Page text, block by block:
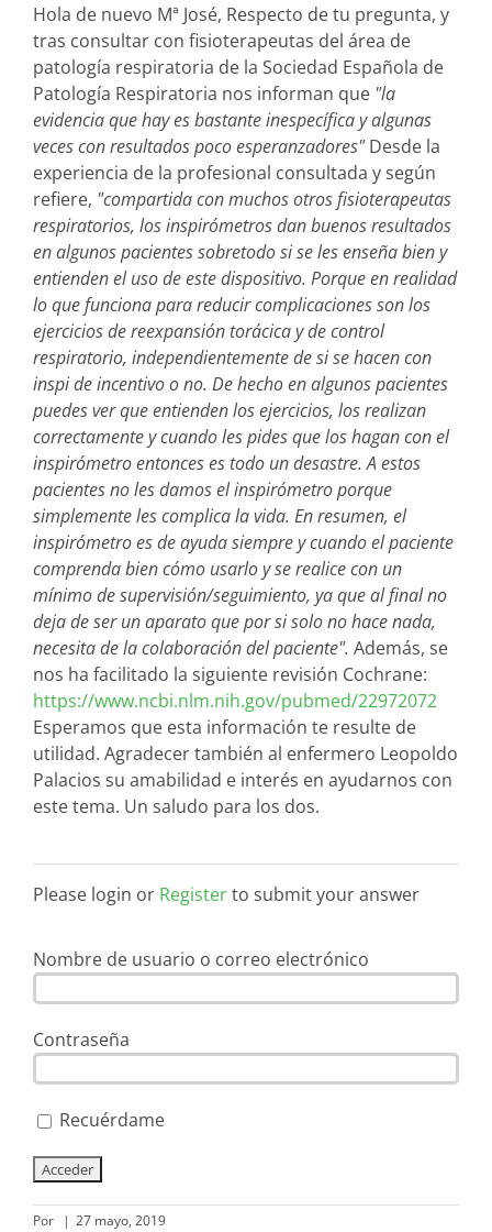
Hola de nuevo Mª José, Respecto de tu pregunta, y
tras consultar con fisioterapeutas del área de
patología respiratoria de la Sociedad Española de
Patología Respiratoria nos informan que "la
evidencia que hay es bastante inespecífica y algunas
veces con resultados poco esperanzadores"Desde la
experiencia de la profesional consultada y según
refiere, "compartida con muchos otros fisioterapeutas
respiratorios, los inspirómetros dan buenos resultados
en algunos pacientes sobretodo si se les enseña bien y
entienden el uso de este dispositivo. Porque en realidad
lo que funciona para reducir complicaciones son los
ejercicios de reexpansión torácica y de control
respiratorio, independientemente de si se hacen con
inspi de incentivo o no. De hecho en algunos pacientes
puedes ver que entienden los ejercicios, los realizan
correctamente y cuando les pides que los hagan con el
inspirómetro entonces es todo un desastre. A estos
pacientes no les damos el inspirómetro porque
simplemente les complica la vida. En resumen, el
inspirómetro es de ayuda siempre y cuando el paciente
comprenda bien cómo usarlo y se realice con un
mínimo de supervisión/seguimiento, ya que al final no
deja de ser un aparato que por si solo no hace nada,
necesita de la colaboración del paciente". Además, se
nos ha facilitado la siguiente revisión Cochrane:
https://www.ncbi.nlm.nih.gov/pubmed/22972072
Esperamos que esta información te resulte de
utilidad. Agradecer también al enfermero Leopoldo
Palacios su amabilidad e interés en ayudarnos con
este tema. Un saludo para los dos.
Please login or Registerto submit your answer
Nombre de usuario o correo electrónico
Contraseña
Recuérdame
Por | 27 mayo, 2019